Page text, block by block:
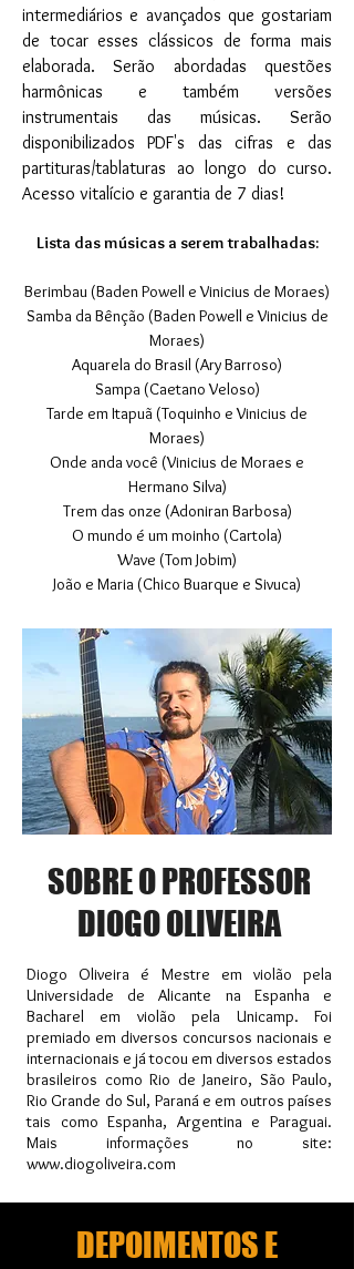
intermediários e avançados que gostariam
de tocar esses clássicos de forma mais
elaborada. Serão abordadas questões
harmônicas e também versões
instrumentais das músicas. Serão
disponibilizados PDF's das cifras e das
partituras/tablaturas ao longo do curso.
Acesso vitalício e garantia de 7 dias!
Lista das músicas a serem trabalhadas:
Berimbau (Baden Powell e Vinicius de Moraes)
Samba da Bênção (Baden Powell e Vinicius de
Moraes)
Aquarela do Brasil (Ary Barroso)
Sampa (Caetano Veloso)
Tarde em Itapuã (Toquinho e Vinicius de
Moraes)
Onde anda você (Vinicius de Moraes e
Hermano Silva)
Trem das onze (Adoniran Barbosa)
O mundo é um moinho (Cartola)
Wave (Tom Jobim)
João e Maria (Chico Buarque e Sivuca)
SOBRE O PROFESSOR
DIOGO OLIVEIRA
Diogo Oliveira é Mestre em violão pela
Universidade de Alicante na Espanha e
Bacharel em violão pela Unicamp. Foi
premiado em diversos concursos nacionais e
internacionais e já tocou em diversos estados
brasileiros como Rio de Janeiro, São Paulo,
Rio Grande do Sul, Paraná e em outros países
tais como Espanha, Argentina e Paraguai.
Mais informações no site:
www.diogoliveira.com
DEPOIMENTOS E